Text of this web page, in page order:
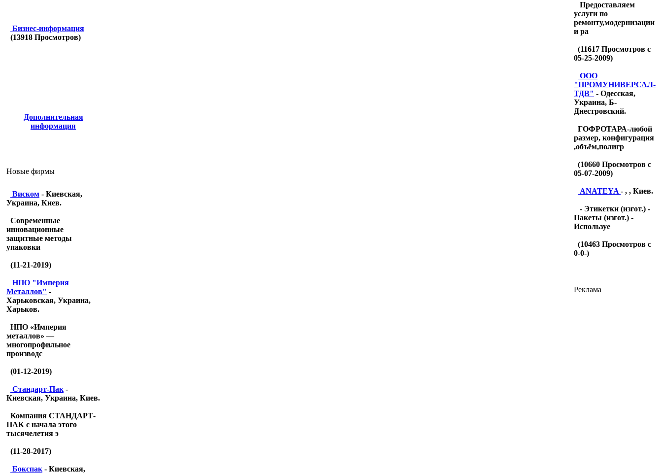
Бизнес-информация
(13918 Просмотров)
Дополнительная
информация
Новые фирмы
Виском - Киевская,
Украина, Киев.
Современные
инновационные
защитные методы
упаковки
(11-21-2019)
НПО "Империя
Металлов" -
Харьковская, Украина,
Харьков.
НПО «Империя
металлов» —
многопрофильное
производс
(01-12-2019)
Стандарт-Пак -
Киевская, Украина, Киев.
Компания СТАНДАРТ-
ПАК с начала этого
тысячелетия э
(11-28-2017)
Бокспак - Киевская,
Предоставляем
услуги по
ремонту,модернизации
и ра
(11617 Просмотров с
05-25-2009)
OOO
"ПРОМУНИВЕРСАЛ-
ТДB" - Одесская,
Украина, Б-
Днестровский.
ГОФРОТАРА-любой
размер, конфигурация
,объём,полигр
(10660 Просмотров с
05-07-2009)
ANATEYA - , , Киев.
- Этикетки (изгот.) -
Пакеты (изгот.) -
Используе
(10463 Просмотров с
0-0-)
Реклама